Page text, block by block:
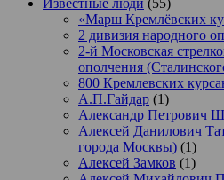
Известные люди (55)
«Марш Кремлёвских
2 дивизия народного
2-й Московская
ополчения
800 Кремлевских
А.П.Гайдар (1)
Александр Петрович
Алексей Данилович
города Москвы) (1)
Алексей Замков (1)